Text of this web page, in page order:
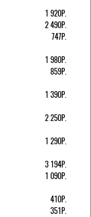
1 920Р.
2 490Р.
747Р.
1 980Р.
859Р.
1 390Р.
2 250Р.
1 290Р.
3 194Р.
1 090Р.
410Р.
351Р.